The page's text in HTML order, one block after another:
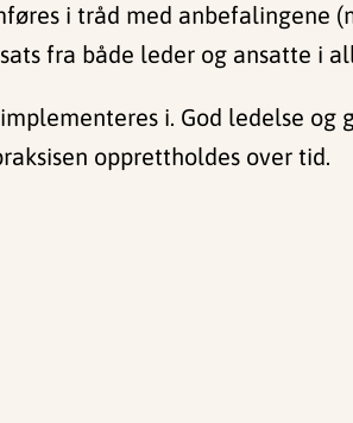
i tråd med anbefalingene
fra både leder og ansatte i
i. God ledelse og
opprettholdes over tid.